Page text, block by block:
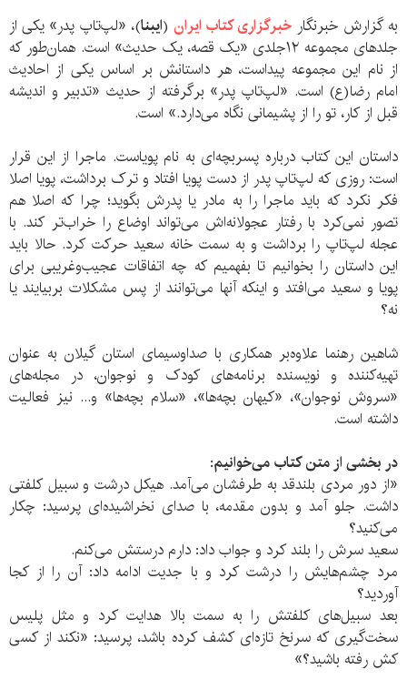
به گزارش خبرنگار خبرگزاری کتاب ایران (ایبنا)، «لپ‌تاپ پدر» یکی از
جلدهای مجموعه ۱۲جلدی «یک قصه، یک حدیث» است. همان‌طور که
از نام این مجموعه پیداست، هر داستانش بر اساس یکی از احادیث
امام رضا(ع) است. «لپ‌تاپ پدر» برگرفته از حدیث «تدبیر و اندیشه
قبل از کار، تو را از پشیمانی نگاه می‌دارد.» است.
داستان این کتاب درباره پسربچه‌ای به نام پویاست. ماجرا از این قرار
است: روزی که لپ‌تاپ پدر از دست پویا افتاد و ترک برداشت، پویا اصلا
فکر نکرد که باید ماجرا را به مادر یا پدرش بگوید؛ چرا که اصلا هم
تصور نمی‌کرد با رفتار عجولانه‌اش می‌تواند اوضاع را خراب‌تر کند. با
عجله لپ‌تاپ را برداشت و به سمت خانه سعید حرکت کرد. حالا باید
این داستان را بخوانیم تا بفهمیم که چه اتفاقات عجیب‌وغریبی برای
پویا و سعید می‌افتد و اینکه آنها می‌توانند از پس مشکلات بربیایند یا
نه؟
شاهین رهنما علاوه‌بر همکاری با صداوسیمای استان گیلان به عنوان
تهیه‌کننده و نویسنده برنامه‌های کودک و نوجوان، در مجله‌های
«سروش نوجوان»، «کیهان بچه‌ها»، «سلام بچه‌ها» و... نیز فعالیت
داشته است.
در بخشی از متن کتاب می‌خوانیم:
«از دور مردی بلندقد به طرفشان می‌آمد. هیکل درشت و سبیل کلفتی
داشت. جلو آمد و بدون مقدمه، با صدای نخراشیده‌ای پرسید: چکار
می‌کنید؟
سعید سرش را بلند کرد و جواب داد: دارم درستش می‌کنم.
مرد چشم‌هایش را درشت کرد و با جدیت ادامه داد: آن را از کجا
آوردید؟
بعد سبیل‌های کلفتش را به سمت بالا هدایت کرد و مثل پلیس
سخت‌گیری که سرنخ تازه‌ای کشف کرده باشد، پرسید: «نکند از کسی
کش رفته باشید؟»